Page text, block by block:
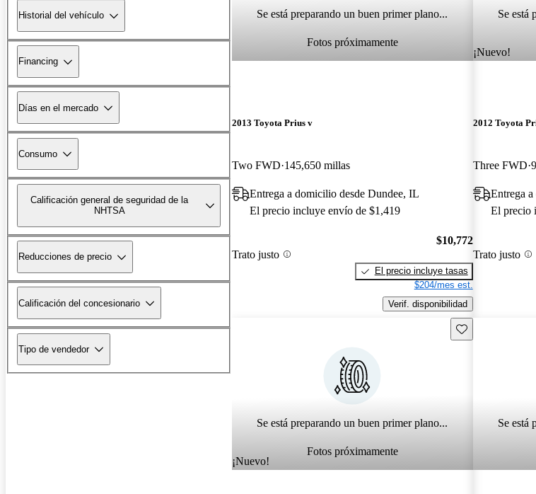
Historial del vehículo
Financing
Días en el mercado
Consumo
Calificación general de seguridad de la
NHTSA
Reducciones de precio
Calificación del concesionario
Tipo de vendedor
Se está preparando un buen primer plano...
Fotos próximamente
2013 Toyota Prius v
Two FWD 145,650 millas
Entrega a domicilio desde Dundee, IL
El precio incluye envío de $1,419
Trato justo
$10,772
El precio incluye tasas
$204/mes est.
Verif. disponibilidad
Se está
¡Nuevo!
2012 Toyota
Three FWD
Entrega
El precio
Trato justo
Se está preparando un buen primer plano...
Fotos próximamente
¡Nuevo!
Guarda este Aviso
Se está